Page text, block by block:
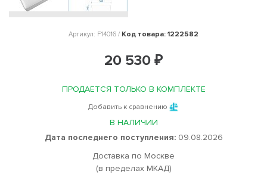
Артикул: F14016 / Код товара: 1222582
20 530 ₽
ПРОДАЕТСЯ ТОЛЬКО В КОМПЛЕКТЕ
Добавить к сравнению
В НАЛИЧИИ
Дата последнего поступления:09.08.2026
Доставка по Москве
(в пределах МКАД)